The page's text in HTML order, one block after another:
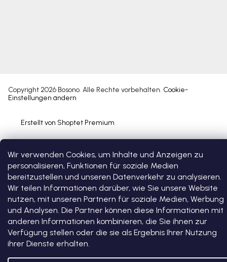
Wir verwenden Cookies, um Inhalte und Anzeigen zu
personalisieren, Funktionen für soziale Medien
bereitzustellen und unseren Datenverkehr zu analysieren.
Wir teilen Informationen darüber, wie Sie unsere Website
nutzen, mit unseren Partnern für soziale Medien, Werbung
und Analysen. Die Partner können diese Informationen mit
anderen Informationen kombinieren, die Sie ihnen zur
Verfügung stellen oder die sie als Ergebnis Ihrer Nutzung
ihrer Dienste erhalten.
Erstellt von Shoptet Premium
Copyright 2026 Bosono. Alle Rechte vorbehalten. Cookie-
Einstellungen ändern